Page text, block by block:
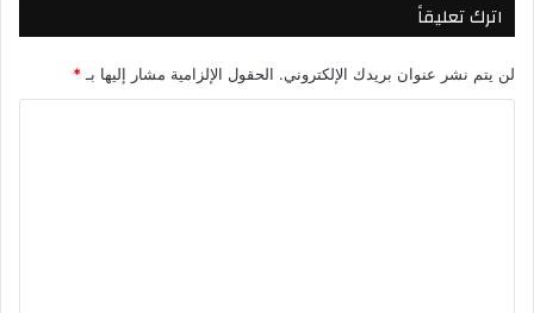
اترك تعليقاً
لن يتم نشر عنوان بريدك الإلكتروني. الحقول الإلزامية مشار إليها بـ*